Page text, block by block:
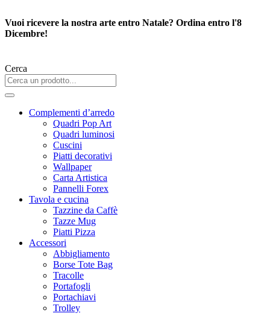
al
contenuto
Vuoi ricevere la nostra arte entro Natale? Ordina entro l'8
Dicembre!
Cerca
Complementi d’arredo
Quadri Pop Art
Quadri luminosi
Cuscini
Piatti decorativi
Wallpaper
Carta Artistica
Pannelli Forex
Tavola e cucina
Tazzine da Caffè
Tazze Mug
Piatti Pizza
Accessori
Abbigliamento
Borse Tote Bag
Tracolle
Portafogli
Portachiavi
Trolley